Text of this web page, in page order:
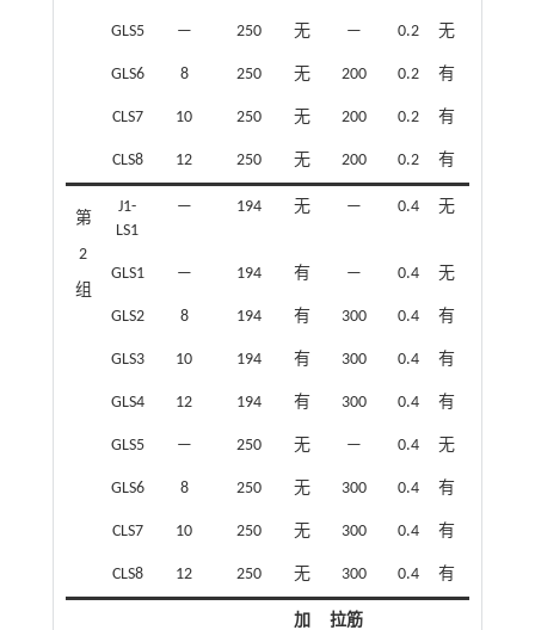
GLS5 — 250 无 — 0.2 无
GLS6 8 250 无 200 0.2 有
CLS7 10 250 无 200 0.2 有
CLS8 12 250 无 200 0.2 有
第
2
组
J1-
LS1
— 194 无 — 0.4 无
GLS1 — 194 有 — 0.4 无
GLS2 8 194 有 300 0.4 有
GLS3 10 194 有 300 0.4 有
GLS4 12 194 有 300 0.4 有
GLS5 — 250 无 — 0.4 无
GLS6 8 250 无 300 0.4 有
CLS7 10 250 无 300 0.4 有
CLS8 12 250 无 300 0.4 有
加
拉筋